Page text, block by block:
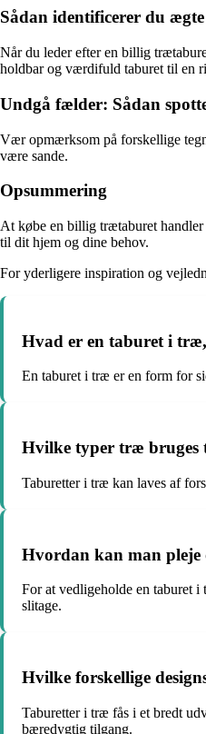
Sådan identificerer du
Når du leder efter en billig
holdbar og værdifuld taburet til en
Undgå fælder: Sådan
Vær opmærksom på forskellige
være sande.
Opsummering
At købe en billig trætaburet handler
til dit hjem og dine behov.
For yderligere inspiration og
Hvad er en taburet i træ,
En taburet i træ er en form for
Hvilke typer træ bruges
Taburetter i træ kan laves af
Hvordan kan man pleje
For at vedligeholde en taburet
slitage.
Hvilke forskellige
Taburetter i træ fås i et bredt
bæredygtig tilgang.